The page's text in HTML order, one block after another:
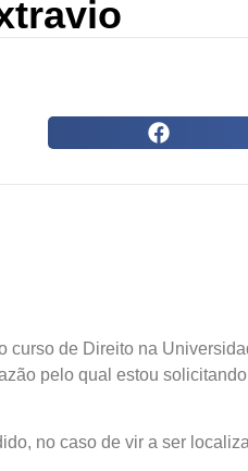
curso de Direito na
pelo qual estou
no caso de vir a ser